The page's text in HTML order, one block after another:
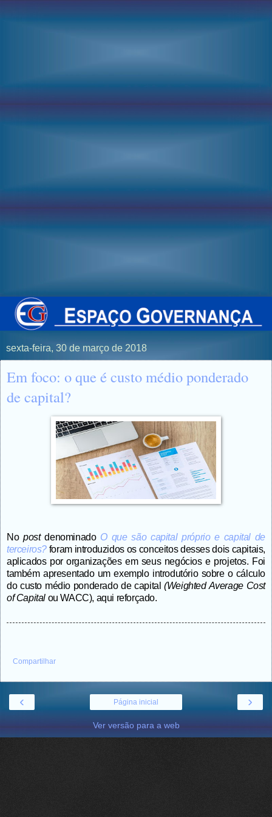
sexta-feira, 30 de março de 2018
Em foco: o que é custo médio ponderado
de capital?
Nopostdenominado O que são capital próprio e capital de
terceiros? foram introduzidos os conceitos desses dois capitais,
aplicados por organizações em seus negócios e projetos. Foi
também apresentado um exemplo introdutório sobre o cálculo
do custo médio ponderado de capital(Weighted Average Cost
of Capital ou WACC), aqui reforçado.
Compartilhar
‹ ›
Página inicial
Ver versão para a web